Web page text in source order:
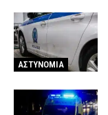
ΑΣΤΥΝΟΜΙΑ